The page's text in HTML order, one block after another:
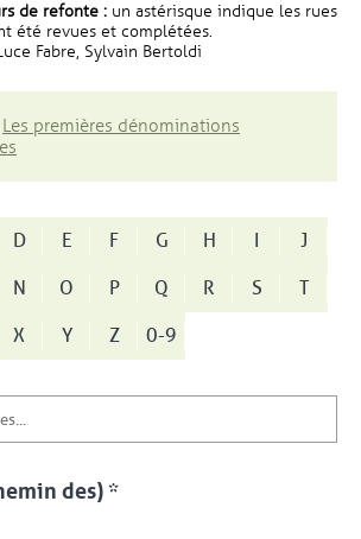
de refonte : un astérisque indique les rues
été revues et complétées.
Fabre, Sylvain Bertoldi
Les premières dénominations
D E F G H I
J
N O P Q R S
T
X Y Z 0-9
des) *